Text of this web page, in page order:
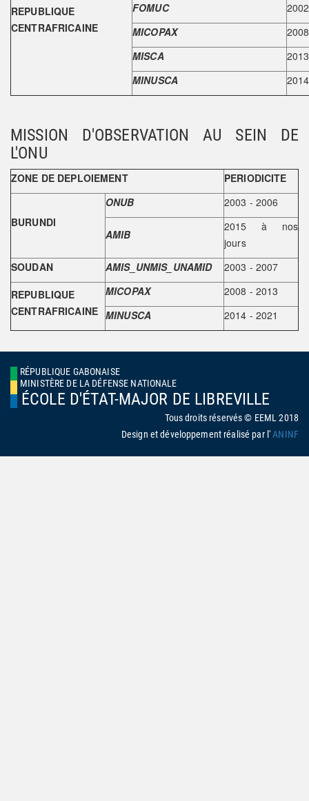
REPUBLIQUE
CENTRAFRICAINE
FOMUC
MICOPAX
MISCA
MINUSCA
MISSION D'OBSERVATION AU SEIN DE
L'ONU
ZONE DE DEPLOIEMENT PERIODICITE
BURUNDI
ONUB 2003 - 2006
AMIB
2015 à nos
jours
SOUDAN
AMIS_UNMIS_UNAMID
2003 - 2007
REPUBLIQUE
CENTRAFRICAINE
MICOPAX
2008 - 2013
MINUSCA
2014 - 2021
RÉPUBLIQUE GABONAISE
MINISTÈRE DE LA DÉFENSE NATIONALE
ÉCOLE D'ÉTAT-MAJOR DE LIBREVILLE
Tous droits réservés © EEML 2018
Design et développement réalisé par l'ANINF